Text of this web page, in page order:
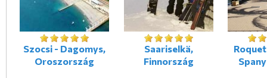
Szocsi - Dagomys,
Oroszország
Saariselkä,
Finnország